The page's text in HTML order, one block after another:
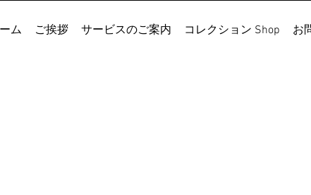
ム ご挨拶 サービスのご案内 コレクション Shop お